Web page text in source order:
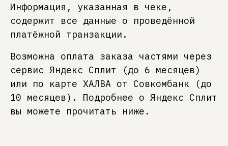
Информация, указанная в чеке,
содержит все данные о проведённой
платёжной транзакции.
Возможна оплата заказа частями через
сервис Яндекс Сплит (до 6 месяцев)
или по карте ХАЛВА от Совкомбанк (до
10 месяцев). Подробнее о Яндекс Сплит
вы можете прочитать ниже.